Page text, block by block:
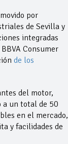
por
de Sevilla y
integradas
Consumer
de los
del motor,
a un total de 50
en el mercado,
y facilidades de